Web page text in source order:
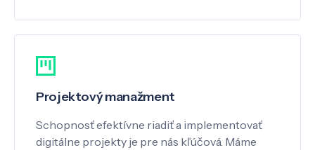
Projektový manažment
Schopnosť efektívne riadiť a implementovať
digitálne projekty je pre nás kľúčová. Máme